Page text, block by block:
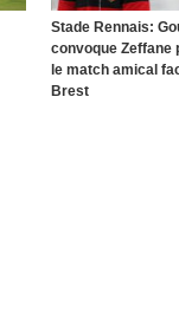
Stade Rennais:
convoque Zeffane
le match amical
Brest